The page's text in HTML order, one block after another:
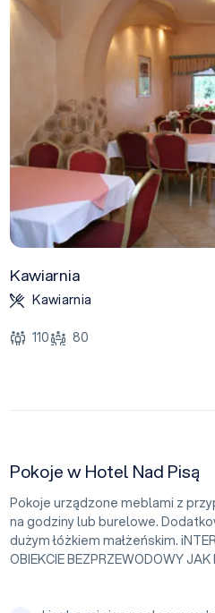
Kawiarnia
Kawiarnia
110 80
Pokoje w Hotel Nad Pisą
Pokoje urządzone meblami z
na godziny lub burelowe.
dużym łóżkiem małżeńskim.
OBIEKCIE BEZPRZEWODOWY